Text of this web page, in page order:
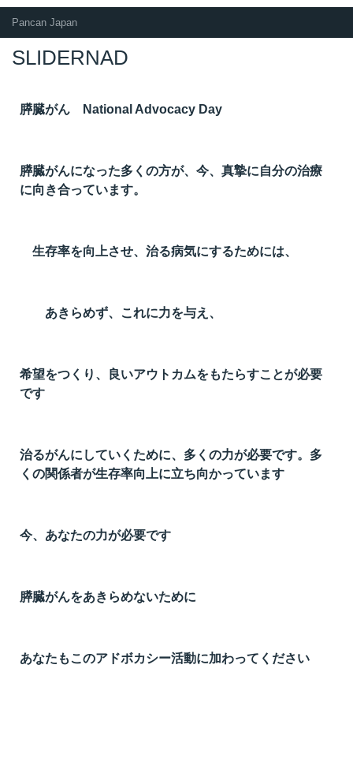
Pancan Japan
SLIDERNAD
膵臓がん National Advocacy Day
膵臓がんになった多くの方が、今、真摯に自分の治療
に向き合っています。
生存率を向上させ、治る病気にするためには、
あきらめず、これに力を与え、
希望をつくり、良いアウトカムをもたらすことが必要
です
治るがんにしていくために、多くの力が必要です。多
くの関係者が生存率向上に立ち向かっています
今、あなたの力が必要です
膵臓がんをあきらめないために
あなたもこのアドボカシー活動に加わってください